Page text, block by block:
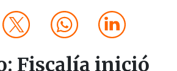
Fiscalía inició